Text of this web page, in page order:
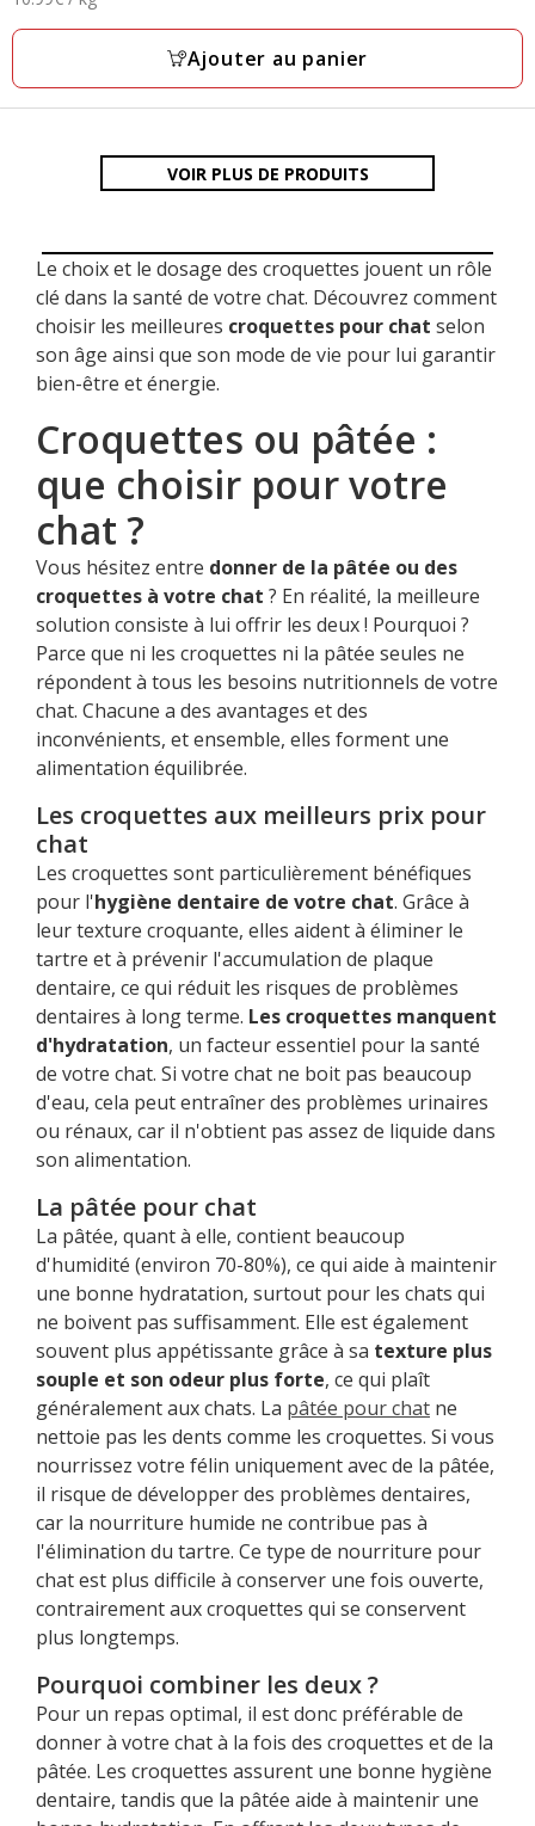
avec
36
Kg
Ajouter au panier
VOIR PLUS DE PRODUITS
Le choix et le dosage des croquettes jouent un rôle
clé dans la santé de votre chat. Découvrez comment
choisir les meilleures croquettes pour chat selon
son âge ainsi que son mode de vie pour lui garantir
bien-être et énergie.
Croquettes ou pâtée :
que choisir pour votre
chat ?
Vous hésitez entre donner de la pâtée ou des
croquettes à votre chat ? En réalité, la meilleure
solution consiste à lui offrir les deux ! Pourquoi ?
Parce que ni les croquettes ni la pâtée seules ne
répondent à tous les besoins nutritionnels de votre
chat. Chacune a des avantages et des
inconvénients, et ensemble, elles forment une
alimentation équilibrée.
Les croquettes aux meilleurs prix pour
chat
Les croquettes sont particulièrement bénéfiques
pour l'hygiène dentaire de votre chat. Grâce à
leur texture croquante, elles aident à éliminer le
tartre et à prévenir l'accumulation de plaque
dentaire, ce qui réduit les risques de problèmes
dentaires à long terme. Les croquettes manquent
d'hydratation, un facteur essentiel pour la santé
de votre chat. Si votre chat ne boit pas beaucoup
d'eau, cela peut entraîner des problèmes urinaires
ou rénaux, car il n'obtient pas assez de liquide dans
son alimentation.
La pâtée pour chat
La pâtée, quant à elle, contient beaucoup
d'humidité (environ 70-80%), ce qui aide à maintenir
une bonne hydratation, surtout pour les chats qui
ne boivent pas suffisamment. Elle est également
souvent plus appétissante grâce à sa texture plus
souple et son odeur plus forte, ce qui plaît
généralement aux chats. La pâtée pour chat ne
nettoie pas les dents comme les croquettes. Si vous
nourrissez votre félin uniquement avec de la pâtée,
il risque de développer des problèmes dentaires,
car la nourriture humide ne contribue pas à
l'élimination du tartre. Ce type de nourriture pour
chat est plus difficile à conserver une fois ouverte,
contrairement aux croquettes qui se conservent
plus longtemps.
Pourquoi combiner les deux ?
Pour un repas optimal, il est donc préférable de
donner à votre chat à la fois des croquettes et de la
pâtée. Les croquettes assurent une bonne hygiène
dentaire, tandis que la pâtée aide à maintenir une